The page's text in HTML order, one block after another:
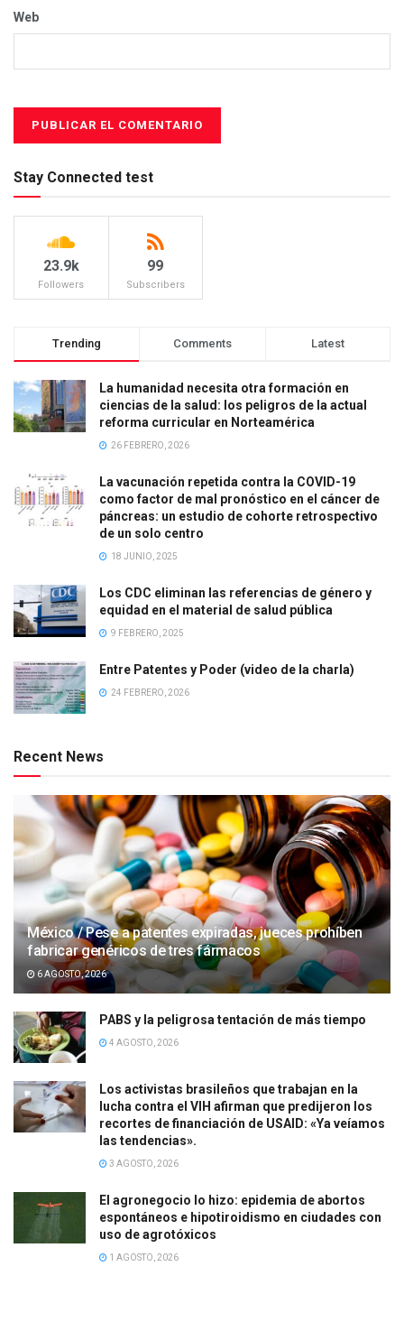
Web
Stay Connected test
23.9k
Followers
99
Subscribers
Trending Comments Latest
La humanidad necesita otra formación en
ciencias de la salud: los peligros de la actual
reforma curricular en Norteamérica
26 FEBRERO, 2026
La vacunación repetida contra la COVID-19
como factor de mal pronóstico en el cáncer de
páncreas: un estudio de cohorte retrospectivo
de un solo centro
18 JUNIO, 2025
Los CDC eliminan las referencias de género y
equidad en el material de salud pública
9 FEBRERO, 2025
Entre Patentes y Poder (video de la charla)
24 FEBRERO, 2026
Recent News
México / Pese a patentes expiradas, jueces prohíben
fabricar genéricos de tres fármacos
6 AGOSTO, 2026
PABS y la peligrosa tentación de más tiempo
4 AGOSTO, 2026
Los activistas brasileños que trabajan en la
lucha contra el VIH afirman que predijeron los
recortes de financiación de USAID: «Ya veíamos
las tendencias».
3 AGOSTO, 2026
El agronegocio lo hizo: epidemia de abortos
espontáneos e hipotiroidismo en ciudades con
uso de agrotóxicos
1 AGOSTO, 2026